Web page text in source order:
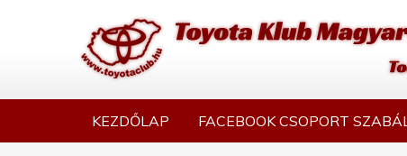
KEZDŐLAP FACEBOOK CSOPORT